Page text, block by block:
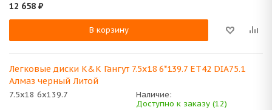
12 658 ₽
В корзину
Легковые диски K&K Гангут 7.5x18 6*139.7 ET42 DIA75.1
Алмаз черный Литой
7.5x18 6x139.7
Наличие:
Доступно к заказу (12)